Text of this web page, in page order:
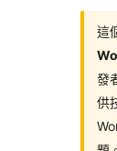
這
發
供